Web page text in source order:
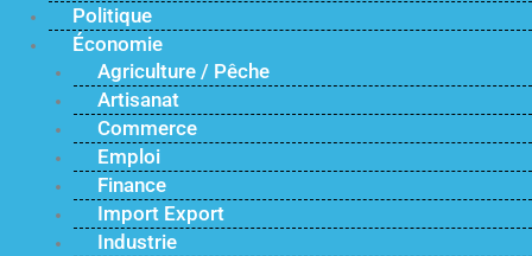
Politique
Économie
Agriculture / Pêche
Artisanat
Commerce
Emploi
Finance
Import Export
Industrie